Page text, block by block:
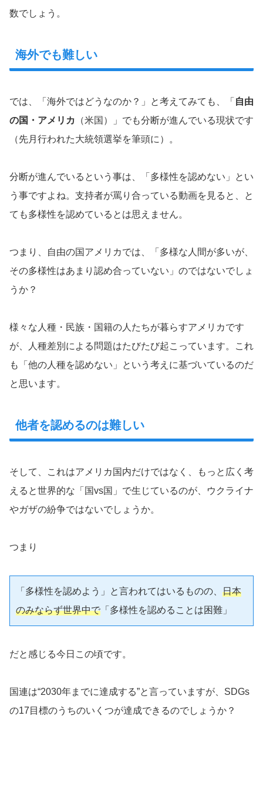
数でしょう。
海外でも難しい
では、「海外ではどうなのか？」と考えてみても、「 自由
の国・アメリカ
（米国）」でも分断が進んでいる現状です
（先月行われた大統領選挙を筆頭に）。
分断が進んでいるという事は、「多様性を認めない」とい
う事ですよね。支持者が罵り合っている動画を見ると、と
ても多様性を認めているとは思えません。
つまり、自由の国アメリカでは、「多様な人間が多いが、
その多様性はあまり認め合っていない」のではないでしょ
うか？
様々な人種・民族・国籍の人たちが暮らすアメリカです
が、人種差別による問題はたびたび起こっています。これ
も「他の人種を認めない」という考えに基づいているのだ
と思います。
他者を認めるのは難しい
そして、これはアメリカ国内だけではなく、もっと広く考
えると世界的な「国vs国」で生じているのが、ウクライナ
やガザの紛争ではないでしょうか。
つまり
「多様性を認めよう」と言われてはいるものの、 日本
のみならず世界中で 「多様性を認めることは困難」
だと感じる今日この頃です。
国連は“2030年までに達成する”と言っていますが、SDGs
の17目標のうちのいくつが達成できるのでしょうか？